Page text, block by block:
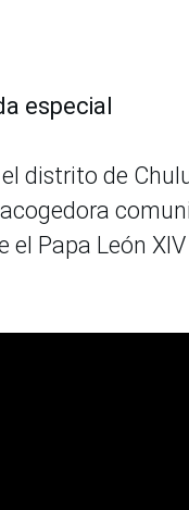
especial
distrito de
el Papa León